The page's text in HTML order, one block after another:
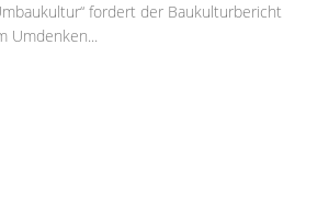
fordert der Baukulturbericht
Umdenken...